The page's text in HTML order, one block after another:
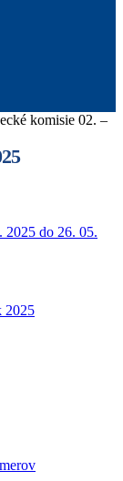
komisie 02. –
do 26. 05.
2025